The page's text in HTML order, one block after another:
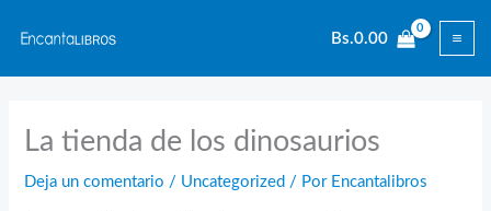
contenido
Bs.0.00
La tienda de los dinosaurios
Deja un comentario / Uncategorized / Por Encantalibros